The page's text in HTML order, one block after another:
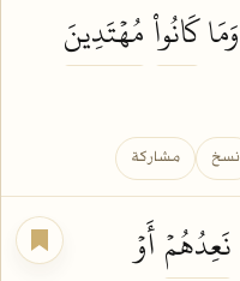
وَمَاكَانُواْمُهۡتَدِينَ
نسخ مشاركة
نَعِدُهُمۡأَوۡ